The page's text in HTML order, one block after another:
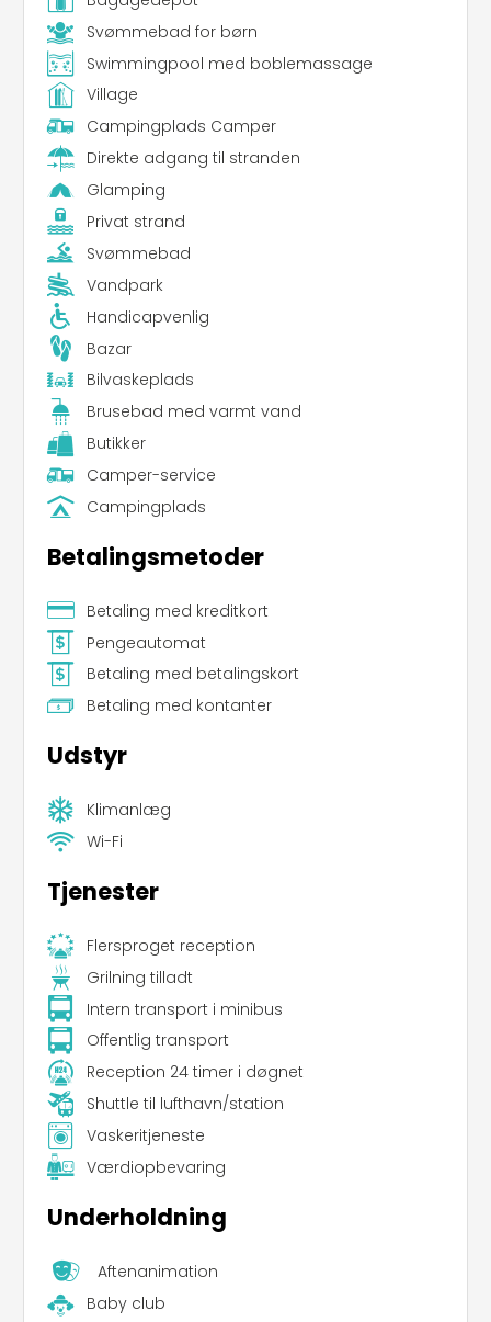
Svømmebad for børn
Swimmingpool med boblemassage
Village
Campingplads Camper
Direkte adgang til stranden
Glamping
Privat strand
Svømmebad
Vandpark
Handicapvenlig
Bazar
Bilvaskeplads
Brusebad med varmt vand
Butikker
Camper-service
Campingplads
Betalingsmetoder
Betaling med kreditkort
Pengeautomat
Betaling med betalingskort
Betaling med kontanter
Udstyr
Klimanlæg
Wi-Fi
Tjenester
Flersproget reception
Grilning tilladt
Intern transport i minibus
Offentlig transport
Reception 24 timer i døgnet
Shuttle til lufthavn/station
Vaskeritjeneste
Værdiopbevaring
Underholdning
Aftenanimation
Baby club